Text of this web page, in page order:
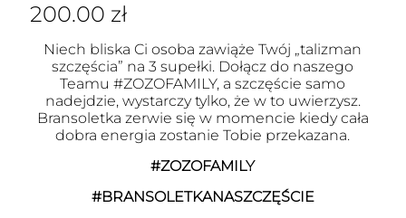
200.00 zł
Niech bliska Ci osoba zawiąże Twój „talizman
szczęścia” na 3 supełki. Dołącz do naszego
Teamu #ZOZOFAMILY, a szczęście samo
nadejdzie, wystarczy tylko, że w to uwierzysz.
Bransoletka zerwie się w momencie kiedy cała
dobra energia zostanie Tobie przekazana.
#ZOZOFAMILY
#BRANSOLETKANASZCZĘŚCIE